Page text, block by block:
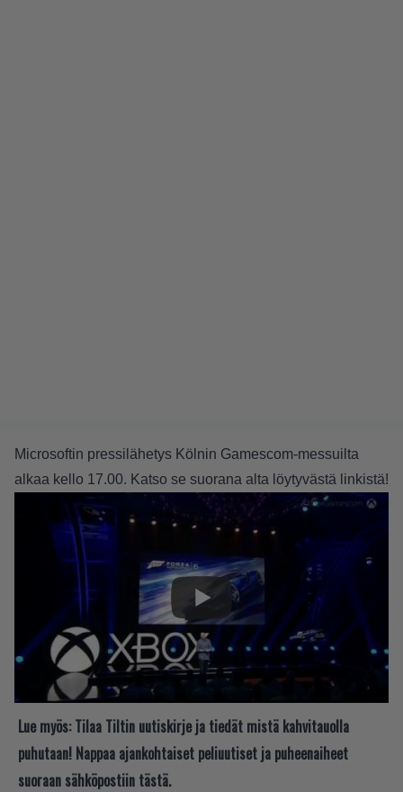
Microsoftin pressilähetys Kölnin Gamescom-messuilta
alkaa kello 17.00. Katso se suorana alta löytyvästä linkistä!
Lue myös: Tilaa Tiltin uutiskirje ja tiedät mistä kahvitauolla
puhutaan! Nappaa ajankohtaiset peliuutiset ja puheenaiheet
suoraan sähköpostiin tästä.